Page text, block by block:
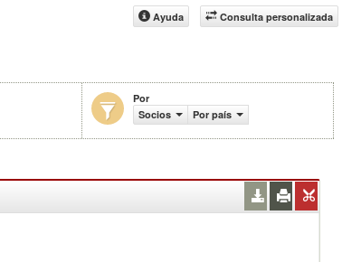
Consulta personalizada
Ayuda
efectivamente aplicados (%)
Por
Socios
Por país